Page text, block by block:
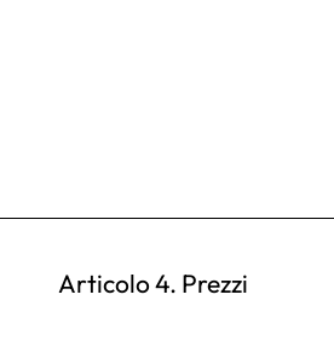
Articolo 4. Prezzi